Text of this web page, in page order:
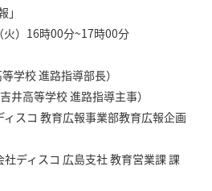
）16時00分~17時00分
学校 進路指導部長）
井高等学校 進路指導主事）
スコ 教育広報事業部教育広報企画
ディスコ 広島支社 教育営業課 課